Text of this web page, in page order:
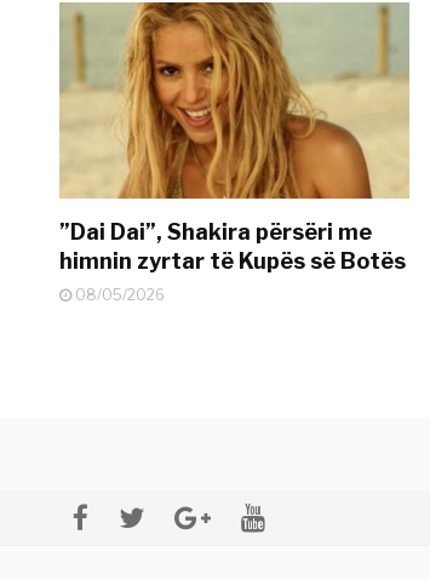
”Dai Dai”, Shakira përsëri me
himnin zyrtar të Kupës së Botës
08/05/2026